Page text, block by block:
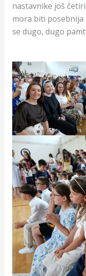
nastavnike još
mora biti posebnija
se dugo, dugo